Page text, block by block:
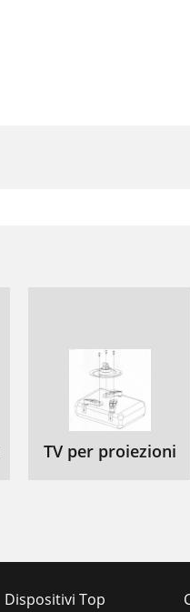
TV per proiezioni
Dispositivi Top